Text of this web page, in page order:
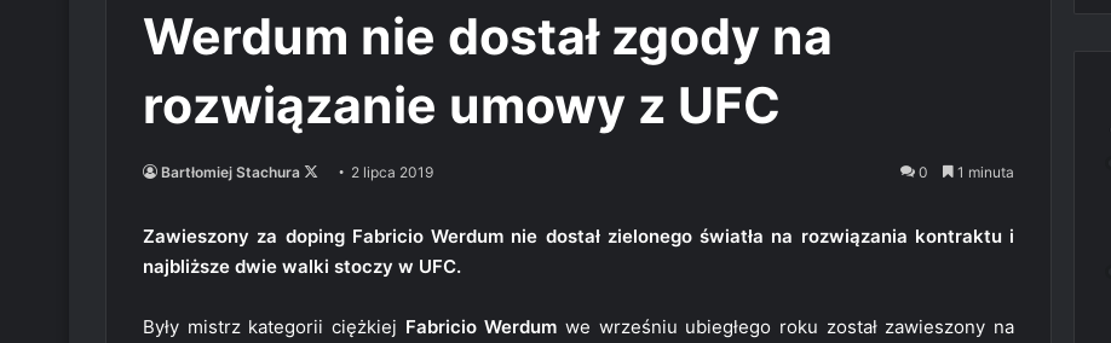
Werdum nie dostał zgody na
rozwiązanie umowy z UFC
Bartłomiej Stachura
Follow
X
2 lipca 2019 0 1 minuta
Zawieszony za doping Fabricio Werdum nie dostał zielonego światła na rozwiązania kontraktu i
najbliższe dwie walki stoczy w UFC.
Były mistrz kategorii ciężkiej Fabricio Werdum we wrześniu ubiegłego roku został zawieszony na